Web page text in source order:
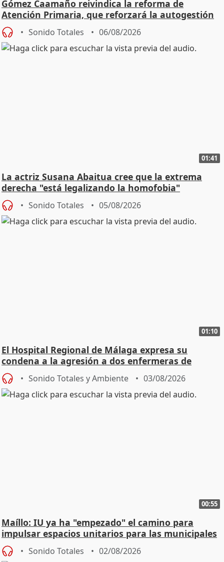
Gómez Caamaño reivindica la reforma de
Atención Primaria, que reforzará la autogestión
Sonido Totales 06/08/2026
01:41
La actriz Susana Abaitua cree que la extrema
derecha "está legalizando la homofobia"
Sonido Totales 05/08/2026
01:10
El Hospital Regional de Málaga expresa su
condena a la agresión a dos enfermeras de
Urgencias
Sonido Totales y Ambiente 03/08/2026
00:55
Maíllo: IU ya ha "empezado" el camino para
impulsar espacios unitarios para las municipales
Sonido Totales 02/08/2026